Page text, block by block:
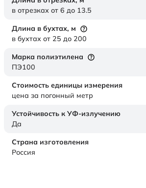
в отрезках от 6 до 13.5
Длина в бухтах, м
в бухтах от 25 до 200
Марка полиэтилена
ПЭ100
Стоимость единицы измерения
цена за погонный метр
Устойчивость к УФ-излучению
Да
Страна изготовления
Россия